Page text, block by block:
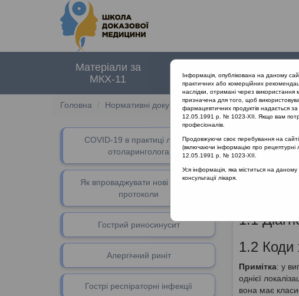
Матеріали за
МКХ-11
документи
Головна Нормативні документи Бронхіт
СOVID-19 в практиці лікаря-
отоларинголога
Як впроваджувати нові клінічні
протоколи
Гострий риносинусит
Алергічний риніт
Гострі респіраторні інфекції
Затверджено
І.
1.1
1.2
Примітка: у
однієї
вона має
Інформація, опублікована на даному
практичних або комерційних
наслідки, отримані через
призначена для того, щоб
фармацевтичних продуктів надається
12.05.1991 р. № 1023-XII. Якщо вам
професіоналів.
Продовжуючи своє перебування на
(включаючи інформацію про рецептурні
12.05.1991 р. № 1023-XII.
Уся інформація, яка міститься на
консультації лікаря.